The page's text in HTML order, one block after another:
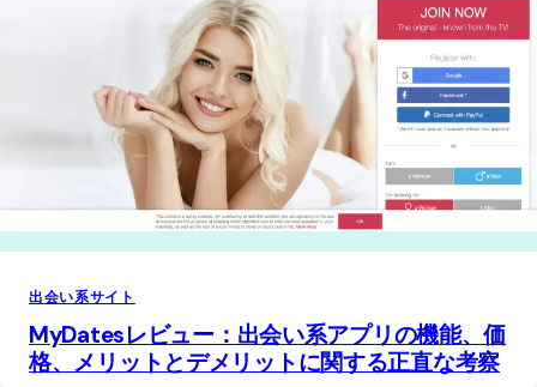
出会い系サイト
MyDatesレビュー：出会い系アプリの機能、価
格、メリットとデメリットに関する正直な考察